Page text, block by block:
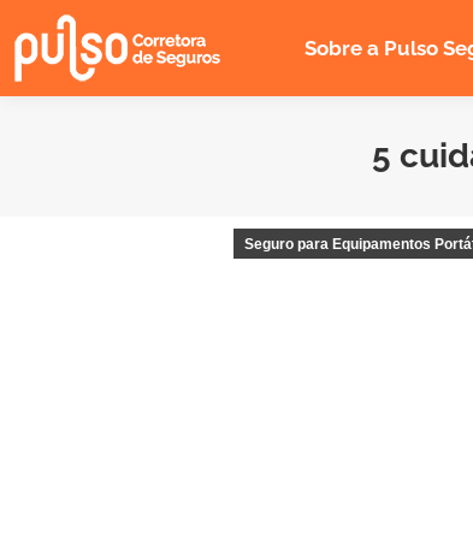
Sobre a Pulso
5
Seguro para Equipamentos